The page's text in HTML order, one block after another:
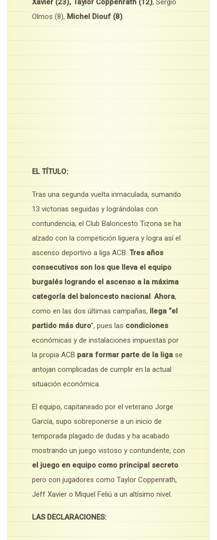
Olmos (8), Michel Diouf (8)
EL TÍTULO:
Tras una segunda vuelta inmaculada, sumando
13 victorias seguidas y lográndolas con
contundencia, el Club Baloncesto Tizona se ha
alzado con la competición liguera y logra así el
ascenso deportivo a liga ACB. Tres años
consecutivos son los que lleva el equipo
burgalés logrando el ascenso a la máxima
categoría del baloncesto nacional Ahora,
como en las dos últimas campañas, llega “el
partido más duro”, pues las condiciones
económicas y de instalaciones impuestas por
la propia ACB para formar parte de la liga se
antojan complicadas de cumplir en la actual
situación económica.
El equipo, capitaneado por el veterano Jorge
García, supo sobreponerse a un inicio de
temporada plagado de dudas y ha acabado
mostrando un juego vistoso y contundente, con
el juego en equipo como principal secreto
pero con jugadores como Taylor Coppenrath,
Jeff Xavier o Miquel Feliú a un altísimo nivel.
LAS DECLARACIONES: